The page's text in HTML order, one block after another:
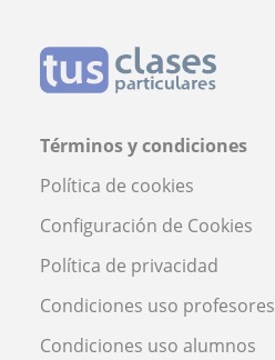
Términos y condiciones
Política de cookies
Configuración de Cookies
Política de privacidad
Condiciones uso profesores
Condiciones uso alumnos